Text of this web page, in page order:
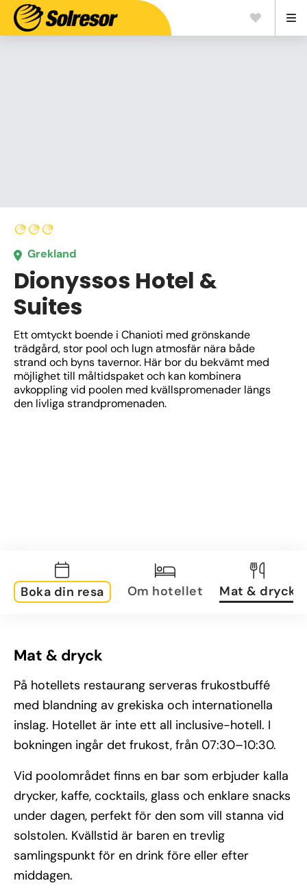
Grekland
Dionyssos Hotel &
Suites
Ett omtyckt boende i Chanioti med grönskande
trädgård, stor pool och lugn atmosfär nära både
strand och byns tavernor. Här bor du bekvämt med
möjlighet till måltidspaket och kan kombinera
avkoppling vid poolen med kvällspromenader längs
den livliga strandpromenaden.
Boka din resa Om hotellet Mat & dryck
Mat & dryck
På hotellets restaurang serveras frukostbuffé
med blandning av grekiska och internationella
inslag. Hotellet är inte ett all inclusive-hotell. I
bokningen ingår det frukost, från 07:30–10:30.
Vid poolområdet finns en bar som erbjuder kalla
drycker, kaffe, cocktails, glass och enklare snacks
under dagen, perfekt för den som vill stanna vid
solstolen. Kvällstid är baren en trevlig
samlingspunkt för en drink före eller efter
middagen.